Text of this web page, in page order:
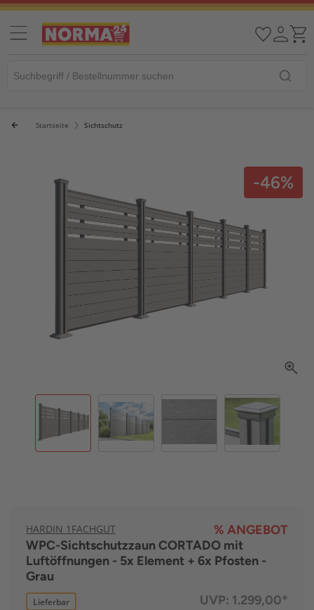
Startseite Sichtschutz
-46%
HARDIN 1FACHGUT
% ANGEBOT
WPC-Sichtschutzzaun CORTADO mit
Luftöffnungen - 5x Element + 6x Pfosten -
Grau
Lieferbar
UVP: 1.299,00*